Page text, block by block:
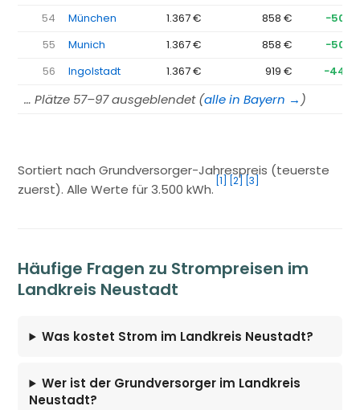
54
München 1.367 € 858 €
−509
55
Munich 1.367 € 858 €
−509
56
Ingolstadt 1.367 € 919 € −449
… Plätze 57–97 ausgeblendet (alle in Bayern → )
Sortiert nach Grundversorger-Jahrespreis (teuerste
zuerst). Alle Werte für 3.500 kWh.
[1] [2] [3]
Häufige Fragen zu Strompreisen im
Landkreis Neustadt
Was kostet Strom im Landkreis Neustadt?
Wer ist der Grundversorger im Landkreis
Neustadt?